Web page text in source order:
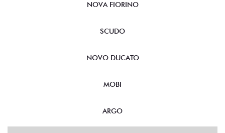
NOVA FIORINO
SCUDO
NOVO DUCATO
MOBI
ARGO